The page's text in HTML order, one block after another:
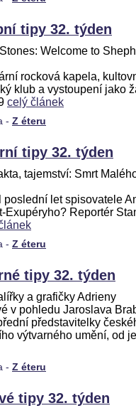
tipy 32. týden
Welcome to
rocková kapela,
klub a vystoupení jako
celý článek
- Z éteru
tipy 32. týden
tajemství: Smrt
poslední let spisovatele
Exupéryho? Reportér
- Z éteru
tipy 32. týden
a grafičky Adrieny
v pohledu Jaroslava
představitelky
výtvarného umění, od
- Z éteru
tipy 32. týden